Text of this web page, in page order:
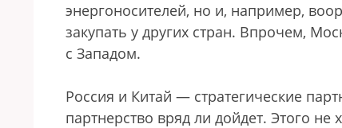
энергоносителей, но и, например,
закупать у других стран. Впрочем,
с Западом.
Россия и Китай — стратегические
партнерство вряд ли дойдет. Этого